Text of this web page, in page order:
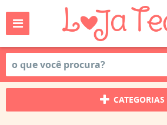
CATEGORIAS